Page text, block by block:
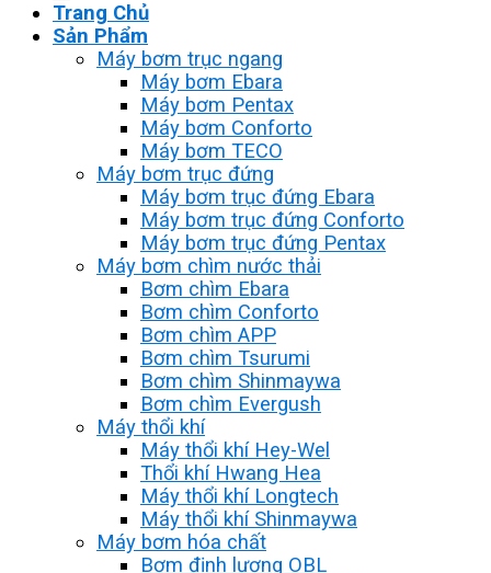
Trang Chủ
Sản Phẩm
Máy bơm trục ngang
Máy bơm Ebara
Máy bơm Pentax
Máy bơm Conforto
Máy bơm TECO
Máy bơm trục đứng
Máy bơm trục đứng Ebara
Máy bơm trục đứng Conforto
Máy bơm trục đứng Pentax
Máy bơm chìm nước thải
Bơm chìm Ebara
Bơm chìm Conforto
Bơm chìm APP
Bơm chìm Tsurumi
Bơm chìm Shinmaywa
Bơm chìm Evergush
Máy thổi khí
Máy thổi khí Hey-Wel
Thổi khí Hwang Hea
Máy thổi khí Longtech
Máy thổi khí Shinmaywa
Máy bơm hóa chất
Bơm định lượng OBL